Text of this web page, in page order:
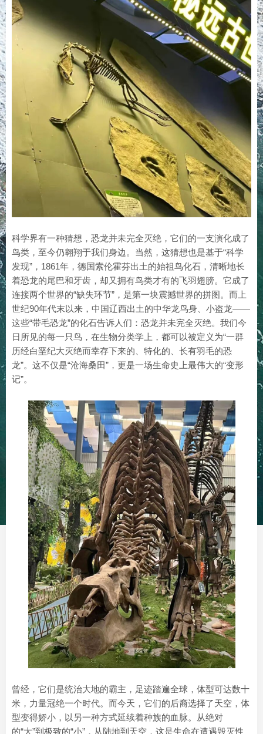
科学界有一种猜想，恐龙并未完全灭绝，它们的一支演化成了
鸟类，至今仍翱翔于我们身边。当然，这猜想也是基于“科学
发现”，1861年，德国索伦霍芬出土的始祖鸟化石，清晰地长
着恐龙的尾巴和牙齿，却又拥有鸟类才有的飞羽翅膀。它成了
连接两个世界的“缺失环节”，是第一块震撼世界的拼图。而上
世纪90年代末以来，中国辽西出土的中华龙鸟身、小盗龙——
这些“带毛恐龙”的化石告诉人们：恐龙并未完全灭绝。我们今
日所见的每一只鸟，在生物分类学上，都可以被定义为“一群
历经白垩纪大灭绝而幸存下来的、特化的、长有羽毛的恐
龙”。这不仅是“沧海桑田”，更是一场生命史上最伟大的“变形
记”。
曾经，它们是统治大地的霸主，足迹踏遍全球，体型可达数十
米，力量冠绝一个时代。而今天，它们的后裔选择了天空，体
型变得娇小，以另一种方式延续着种族的血脉。从绝对
的“大”到极致的“小”，从陆地到天空，这是生命在遭遇毁灭性